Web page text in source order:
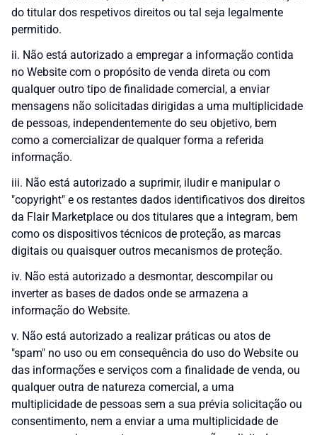
do titular dos respetivos direitos ou tal seja legalmente
permitido.
ii. Não está autorizado a empregar a informação contida
no Website com o propósito de venda direta ou com
qualquer outro tipo de finalidade comercial, a enviar
mensagens não solicitadas dirigidas a uma multiplicidade
de pessoas, independentemente do seu objetivo, bem
como a comercializar de qualquer forma a referida
informação.
iii. Não está autorizado a suprimir, iludir e manipular o
"copyright" e os restantes dados identificativos dos direitos
da Flair Marketplace ou dos titulares que a integram, bem
como os dispositivos técnicos de proteção, as marcas
digitais ou quaisquer outros mecanismos de proteção.
iv. Não está autorizado a desmontar, descompilar ou
inverter as bases de dados onde se armazena a
informação do Website.
v. Não está autorizado a realizar práticas ou atos de
"spam" no uso ou em consequência do uso do Website ou
das informações e serviços com a finalidade de venda, ou
qualquer outra de natureza comercial, a uma
multiplicidade de pessoas sem a sua prévia solicitação ou
consentimento, nem a enviar a uma multiplicidade de